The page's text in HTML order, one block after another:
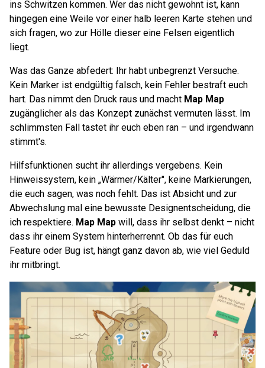
ins Schwitzen kommen. Wer das nicht gewohnt ist, kann
hingegen eine Weile vor einer halb leeren Karte stehen und
sich fragen, wo zur Hölle dieser eine Felsen eigentlich
liegt.
Was das Ganze abfedert: Ihr habt unbegrenzt Versuche.
Kein Marker ist endgültig falsch, kein Fehler bestraft euch
hart. Das nimmt den Druck raus und macht Map Map
zugänglicher als das Konzept zunächst vermuten lässt. Im
schlimmsten Fall tastet ihr euch eben ran – und irgendwann
stimmt's.
Hilfsfunktionen sucht ihr allerdings vergebens. Kein
Hinweissystem, kein „Wärmer/Kälter", keine Markierungen,
die euch sagen, was noch fehlt. Das ist Absicht und zur
Abwechslung mal eine bewusste Designentscheidung, die
ich respektiere. Map Map will, dass ihr selbst denkt – nicht
dass ihr einem System hinterherrennt. Ob das für euch
Feature oder Bug ist, hängt ganz davon ab, wie viel Geduld
ihr mitbringt.